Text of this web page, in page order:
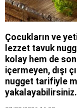
Çocukların ve
lezzet tavuk
kolay hem de
içermeyen, dışı
nugget tarifiyle
yakalayabilirsiniz.